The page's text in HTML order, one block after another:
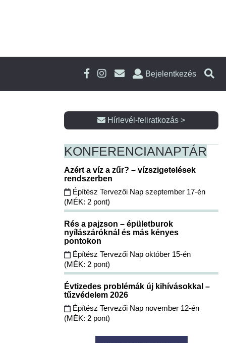
Bejelentkezés
Hírlevél-feliratkozás >
KONFERENCIANAPTÁR
Azért a víz a zűr? – vízszigetelések
rendszerben
Építész Tervezői Nap szeptember 17-én
(MÉK: 2 pont)
Rés a pajzson – épületburok
nyílászáróknál és más kényes
pontokon
Építész Tervezői Nap október 15-én
(MÉK: 2 pont)
Évtizedes problémák új kihívásokkal –
tűzvédelem 2026
Építész Tervezői Nap november 12-én
(MÉK: 2 pont)